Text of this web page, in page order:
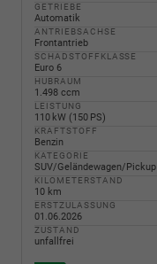
GETRIEBE
Automatik
ANTRIEBSACHSE
Frontantrieb
SCHADSTOFFKLASSE
Euro 6
HUBRAUM
1.498 ccm
LEISTUNG
110 kW (150 PS)
KRAFTSTOFF
Benzin
KATEGORIE
SUV/Geländewagen/Pickup
KILOMETERSTAND
10 km
ERSTZULASSUNG
01.06.2026
ZUSTAND
unfallfrei